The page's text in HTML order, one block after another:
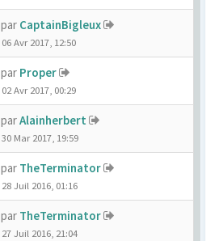
par CaptainBigleux
06 Avr 2017, 12:50
par Proper
02 Avr 2017, 00:29
parAlainherbert
30 Mar 2017, 19:59
par TheTerminator
28 Juil 2016, 01:16
par TheTerminator
27 Juil 2016, 21:04